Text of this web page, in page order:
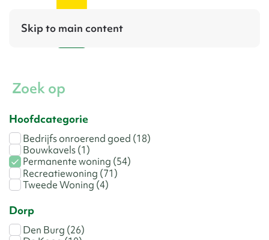
Skip to main content
Zoek op
Hoofdcategorie
Bedrijfs onroerend goed (18)
Bouwkavels(1)
Permanente woning (54)
Recreatiewoning (71)
Tweede Woning (4)
Dorp
Den Burg (26)